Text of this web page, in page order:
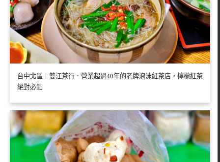
台中北區︱雙江茶行．營業超過40年的老牌泡沫紅茶店，檸檬紅茶
絕對必點